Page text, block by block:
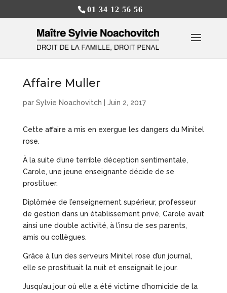
01 34 12 56 56
Affaire Muller
par Sylvie Noachovitch Juin 2, 2017
Cette affaire a mis en exergue les dangers du Minitel
rose.
À la suite d’une terrible déception sentimentale,
Carole, une jeune enseignante décide de se
prostituer.
Diplômée de l’enseignement supérieur, professeur
de gestion dans un établissement privé, Carole avait
ainsi une double activité, à l’insu de ses parents,
amis ou collègues.
Grâce à l’un des serveurs Minitel rose d’un journal,
elle se prostituait la nuit et enseignait le jour.
Jusqu’au jour où elle a été victime d’homicide de la